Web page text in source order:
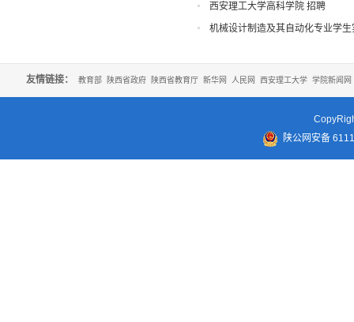
西安理工大学高科学院 招聘
机械设计制造及其自动化专业学
友情链接： 教育部 陕西省政府 陕西省教育厅 新华网 人民网 西安理工大学 学院新闻网
陕公网安备